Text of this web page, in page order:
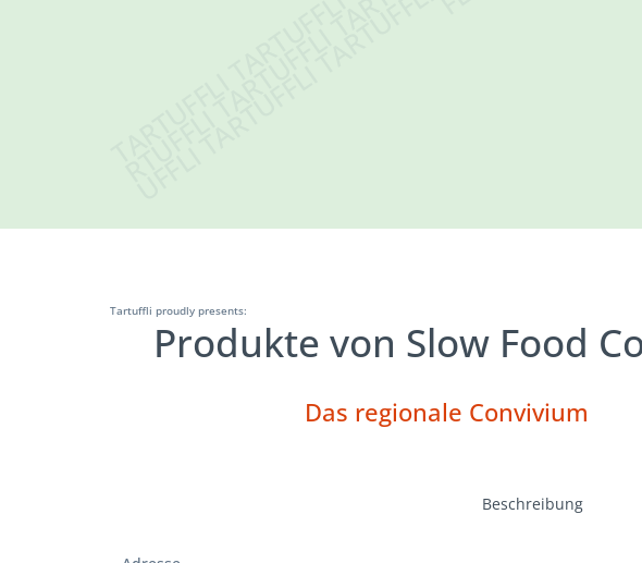
Tartuffli proudly presents:
Produkte von Slow Food
Das regionale Convivium
Beschreibung